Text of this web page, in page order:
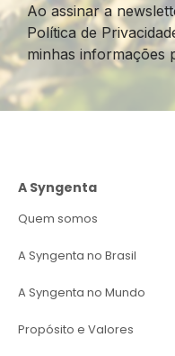
Ao assinar a
Política de
minhas informações
A Syngenta
Quem somos
A Syngenta no Brasil
A Syngenta no Mundo
Propósito e Valores